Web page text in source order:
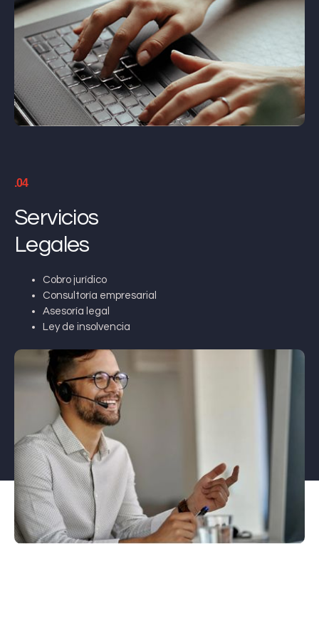
.04
Servicios
Legales
Cobro jurídico
Consultoría empresarial
Asesoría legal
Ley de insolvencia